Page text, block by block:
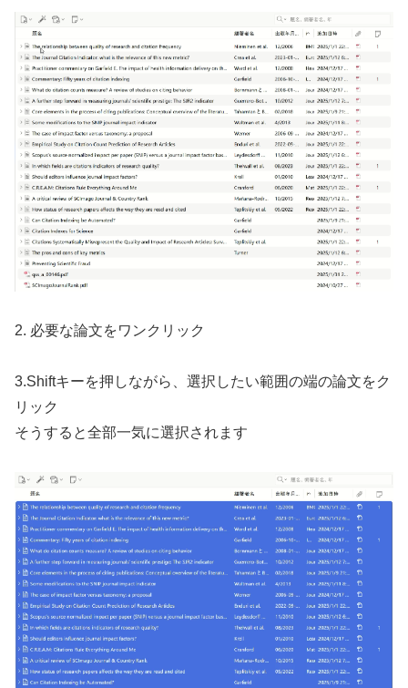
2. 必要な論文をワンクリック
3.Shiftキーを押しながら、選択したい範囲の端の論文をク
リック
そうすると全部一気に選択されます